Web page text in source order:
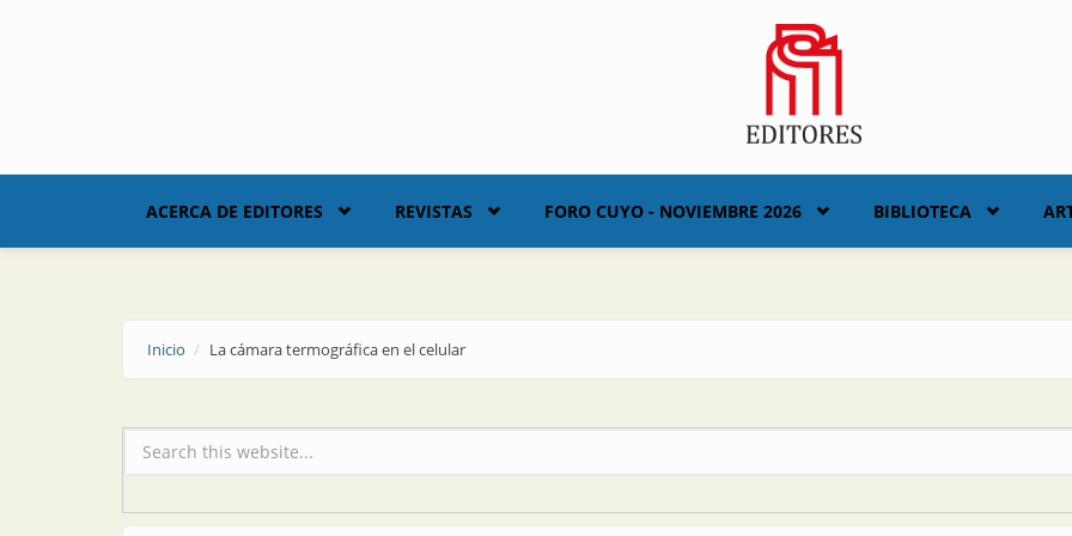
ACERCA DE EDITORES REVISTAS FORO CUYO - NOVIEMBRE 2026 BIBLIOTECA
Inicio La cámara termográfica en el celular
Formulario de búsqueda